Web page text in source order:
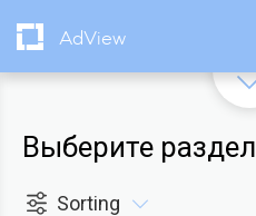
AdView
Выберите раздел
Sorting